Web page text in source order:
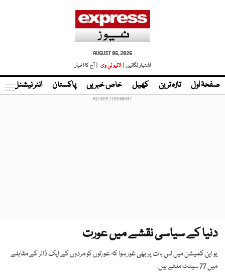
AUGUST 06, 2026
اشتہار لگائیں |
لائیو ٹی وی | آج کا اخبار
صفحۂ اول تازہ ترین کھیل خاص خبریں پاکستان انٹر نیشنل
دنیا کے سیاسی نقشے میں عورت
یو این کمیشن میں اس بات پر بھی غور ہوا کہ عورتوں کو مردوں کے ایک ڈالر کے مقابلے
میں 77 سینٹ ملتے ہیں